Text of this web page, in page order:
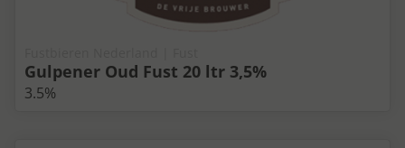
Gulpener Oud Fust 20 ltr 3,5%
3.5%